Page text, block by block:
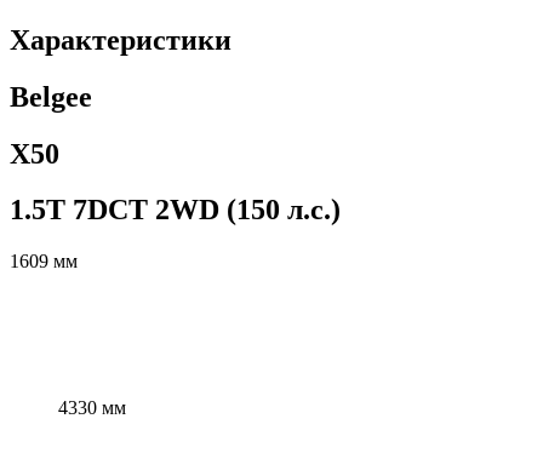
Характеристики
Belgee
X50
1.5T 7DCT 2WD (150 л.с.)
1609 мм
4330 мм